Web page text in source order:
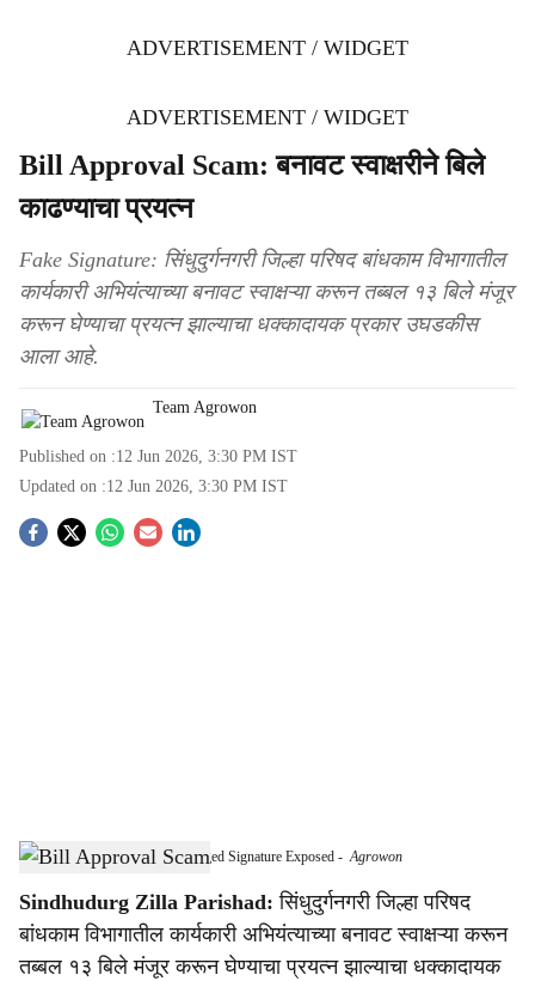
ADVERTISEMENT / WIDGET
ADVERTISEMENT / WIDGET
Bill Approval Scam: बनावट स्वाक्षरीने बिले
काढण्याचा प्रयत्न
Fake Signature: सिंधुदुर्गनगरी जिल्हा परिषद बांधकाम विभागातील
कार्यकारी अभियंत्याच्या बनावट स्वाक्षऱ्या करून तब्बल १३ बिले मंजूर
करून घेण्याचा प्रयत्न झाल्याचा धक्कादायक प्रकार उघडकीस
आला आहे.
Team Agrowon
Published on :12 Jun 2026, 3:30 PM IST
Updated on :12 Jun 2026, 3:30 PM IST
S
a
r
Attempt to Clear Bills Using Forged Signature Exposed -Agrowon
Sindhudurg Zilla Parishad: सिंधुदुर्गनगरी जिल्हा परिषद
बांधकाम विभागातील कार्यकारी अभियंत्याच्या बनावट स्वाक्षऱ्या करून
तब्बल १३ बिले मंजूर करून घेण्याचा प्रयत्न झाल्याचा धक्कादायक